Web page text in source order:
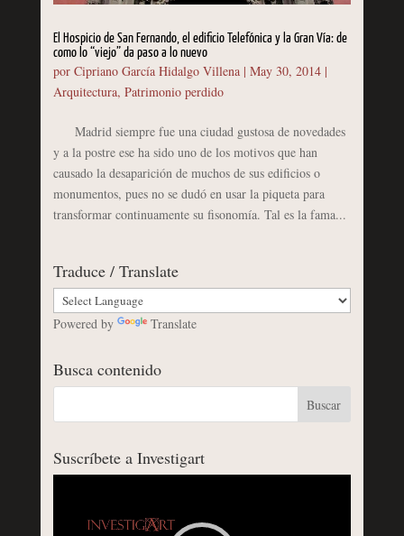
El Hospicio de San Fernando, el edificio Telefónica y la Gran Vía: de
como lo “viejo” da paso a lo nuevo
por Cipriano García Hidalgo Villena| May 30, 2014|
Arquitectura, Patrimonio perdido
Madrid siempre fue una ciudad gustosa de novedades
y a la postre ese ha sido uno de los motivos que han
causado la desaparición de muchos de sus edificios o
monumentos, pues no se dudó en usar la piqueta para
transformar continuamente su fisonomía. Tal es la fama...
Traduce / Translate
Powered by Translate
Busca contenido
Suscríbete a Investigart